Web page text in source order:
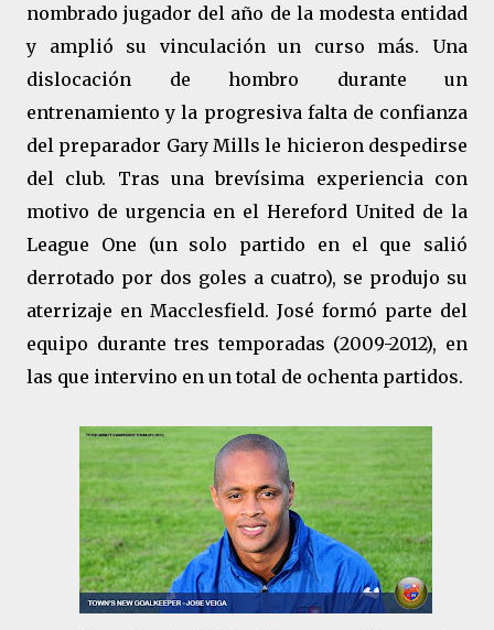
nombrado jugador del año de la modesta entidad
y amplió su vinculación un curso más. Una
dislocación de hombro durante un
entrenamiento y la progresiva falta de confianza
del preparador Gary Mills le hicieron despedirse
del club. Tras una brevísima experiencia con
motivo de urgencia en el Hereford United de la
League One (un solo partido en el que salió
derrotado por dos goles a cuatro), se produjo su
aterrizaje en Macclesfield. José formó parte del
equipo durante tres temporadas (2009-2012), en
las que intervino en un total de ochenta partidos.